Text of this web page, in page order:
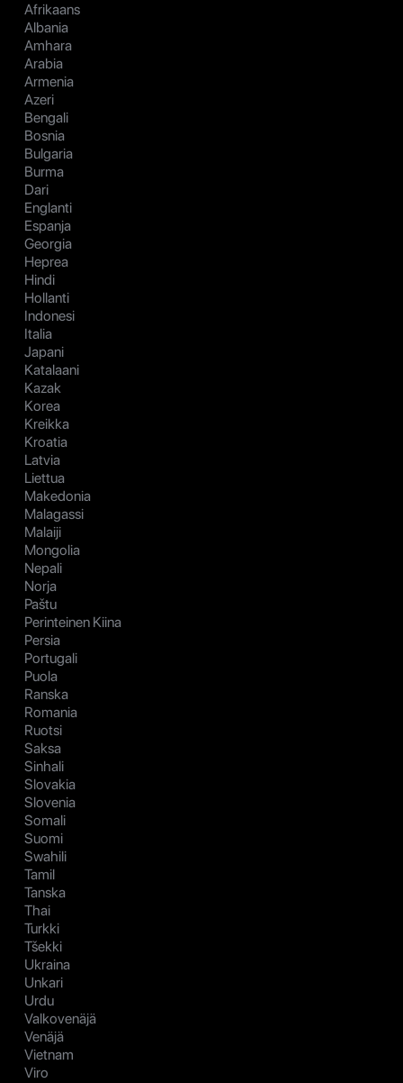
Afrikaans
Albania
Amhara
Arabia
Armenia
Azeri
Bengali
Bosnia
Bulgaria
Burma
Dari
Englanti
Espanja
Georgia
Heprea
Hindi
Hollanti
Indonesi
Italia
Japani
Katalaani
Kazak
Korea
Kreikka
Kroatia
Latvia
Liettua
Makedonia
Malagassi
Malaiji
Mongolia
Nepali
Norja
Paštu
Perinteinen Kiina
Persia
Portugali
Puola
Ranska
Romania
Ruotsi
Saksa
Sinhali
Slovakia
Slovenia
Somali
Suomi
Swahili
Tamil
Tanska
Thai
Turkki
Tšekki
Ukraina
Unkari
Urdu
Valkovenäjä
Venäjä
Vietnam
Viro